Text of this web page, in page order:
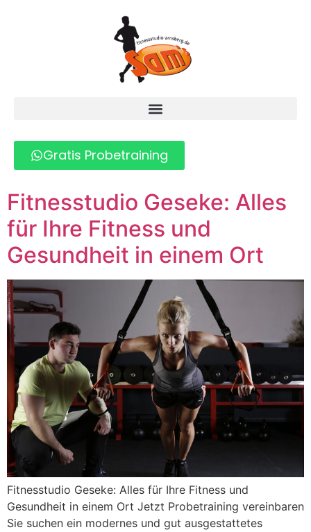
Gratis Probetraining
Fitnesstudio Geseke: Alles
für Ihre Fitness und
Gesundheit in einem Ort
Fitnesstudio Geseke: Alles für Ihre Fitness und
Gesundheit in einem Ort Jetzt Probetraining vereinbaren
Sie suchen ein modernes und gut ausgestattetes